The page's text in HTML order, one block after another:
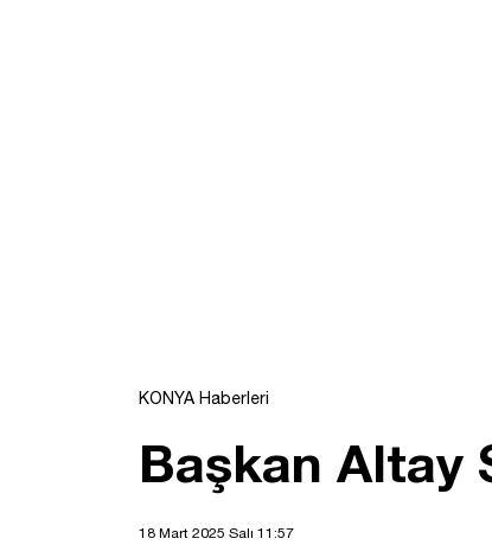
KONYA Haberleri
Başkan Altay
18 Mart 2025 Salı 11:57